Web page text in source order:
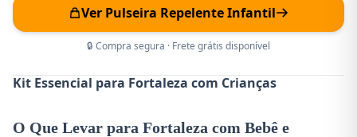
Ver Pulseira Repelente Infantil
🔒 Compra segura · Frete grátis disponível
Kit Essencial para Fortaleza com Crianças
O Que Levar para Fortaleza com Bebê e